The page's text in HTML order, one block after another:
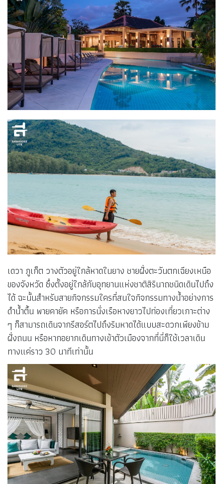
เดวา ภูเก็ต วางตัวอยู่ใกล้หาดในยาง ชายฝั่งตะวันตกเฉียงเหนือ
ของจังหวัด ซึ่งตั้งอยู่ใกล้กับอุทยานแห่งชาติสิรินาถชนิดเดินไปถึง
ได้ ฉะนั้นสำหรับสายกิจกรรมใครที่สนใจกิจกรรมทางน้ำอย่างการ
ดำน้ำตื้น พายคายัค หรือการนั่งเรือหางยาวไปท่องเที่ยวเกาะต่าง
ๆ ก็สามารถเดินจากรีสอร์ตไปถึงริมหาดได้แบบสะดวกเพียงข้าม
ฝั่งถนน หรือหากอยากเดินทางเข้าตัวเมืองจากที่นี่ก็ใช้เวลาเดิน
ทางแค่ราว 30 นาทีเท่านั้น